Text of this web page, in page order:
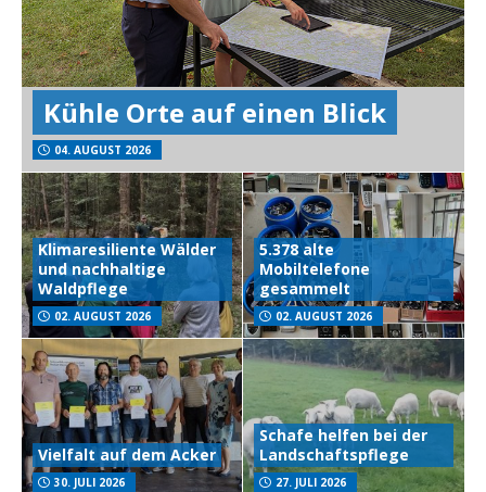
Kühle Orte auf einen Blick
04. AUGUST 2026
Klimaresiliente Wälder
und nachhaltige
Waldpflege
02. AUGUST 2026
5.378 alte
Mobiltelefone
gesammelt
02. AUGUST 2026
Vielfalt auf dem Acker
30. JULI 2026
Schafe helfen bei der
Landschaftspflege
27. JULI 2026